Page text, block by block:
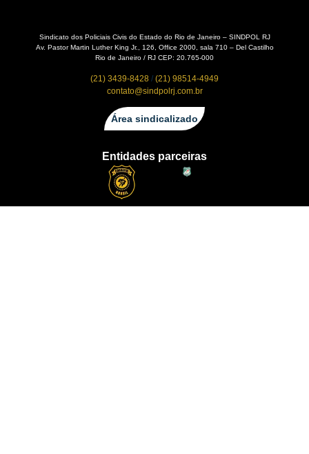
Sindicato dos Policiais Civis do Estado do Rio de Janeiro – SINDPOL RJ
Av. Pastor Martin Luther King Jr., 126, Office 2000, sala 710 – Del Castilho
Rio de Janeiro / RJ CEP: 20.765-000
(21) 3439-8428 / (21) 98514-4949
contato@sindpolrj.com.br
Área sindicalizado
Entidades parceiras